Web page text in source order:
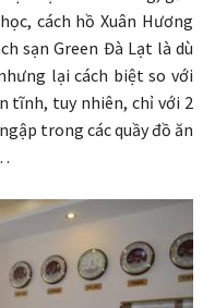
cách hồ Xuân Hương
sạn Green Đà Lạt là dù
lại cách biệt so với
tĩnh, tuy nhiên, chỉ với 2
trong các quầy đồ ăn